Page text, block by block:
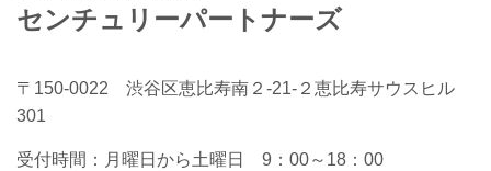
センチュリーパートナーズ
〒150-0022 渋谷区恵比寿南２-21-２恵比寿サウスヒル
301
受付時間： 月曜日から土曜日 9：00～18：00